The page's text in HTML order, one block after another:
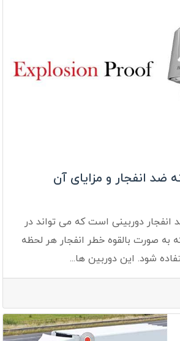
ضد انفجار و مزایای آن
انفجار دوربینی است که می تواند در
صورت بالقوه خطر انفجار هر لحظه
شود. این دوربین ها...